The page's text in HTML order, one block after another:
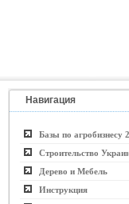
Навигация
Базы по агробизнесу
Строительство
Дерево и Мебель
Инструкция